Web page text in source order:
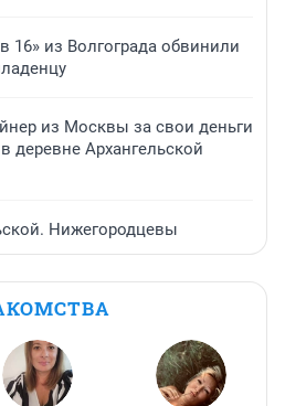
16» из Волгограда обвинили
из Москвы за свои деньги
деревне Архангельской
Нижегородцевы